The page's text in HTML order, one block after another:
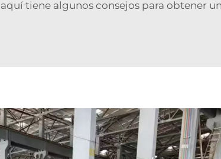
aquí tiene algunos consejos para obtener